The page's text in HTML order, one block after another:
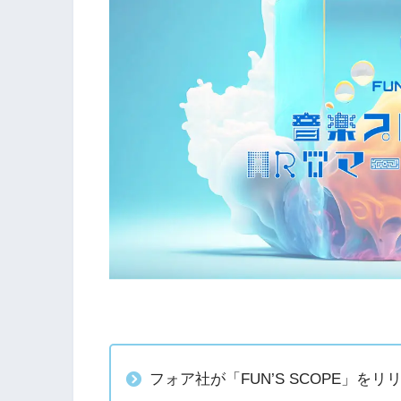
フォア社が「FUN’S SCOPE」をリ